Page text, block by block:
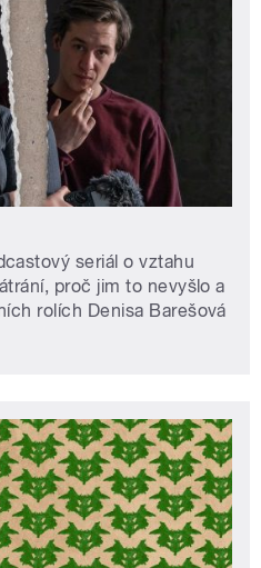
seriál o vztahu
proč jim to nevyšlo a
rolích Denisa Barešová